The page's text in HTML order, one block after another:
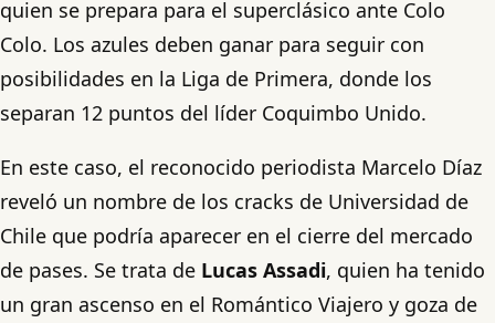
quien se prepara para el superclásico ante Colo
Colo. Los azules deben ganar para seguir con
posibilidades en la Liga de Primera, donde los
separan 12 puntos del líder Coquimbo Unido.
En este caso, el reconocido periodista Marcelo Díaz
reveló un nombre de los cracks de Universidad de
Chile que podría aparecer en el cierre del mercado
de pases. Se trata de Lucas Assadi, quien ha tenido
un gran ascenso en el Romántico Viajero y goza de